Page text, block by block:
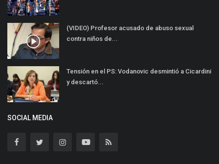
(VIDEO) Profesor acusado de abuso sexual
contra niños de...
Tensión en el PS: Vodanovic desmintió a Cicardini
y descartó...
SOCIAL MEDIA